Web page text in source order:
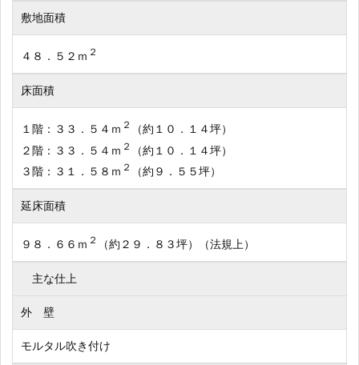
敷地面積
４８．５２ｍ ２
床面積
１階：３３．５４ｍ ２
（約１０．１４坪）
２階：３３．５４ｍ ２
（約１０．１４坪）
３階：３１．５８ｍ ２ （約９．５５坪）
延床面積
９８．６６ｍ ２ （約２９．８３坪）（法規上）
主な仕上
外 壁
モルタル吹き付け